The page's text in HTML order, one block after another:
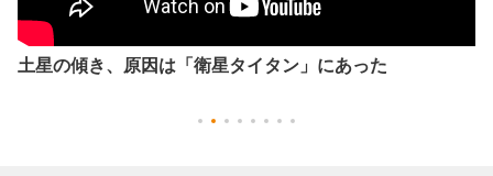
土星の傾き、原因は「衛星タイタン」にあった